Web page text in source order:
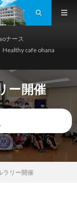
ナース
Healthy cafe ohana
ー開催
ラリー開催